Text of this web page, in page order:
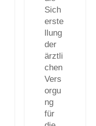
Sich
erste
llung
der
ärztli
chen
Vers
orgu
ng
für